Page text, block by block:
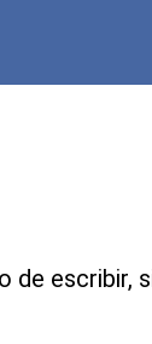
de escribir,